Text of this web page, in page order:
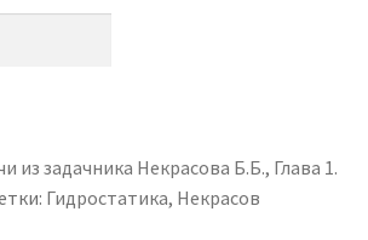
из задачника Некрасова Б.Б., Глава 1.
Гидростатика, Некрасов